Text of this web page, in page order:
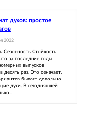
духов: простое
2022
Сезонность Стойкость
за последние годы
выпусков
десять раз. Это означает,
бывает довольно
духи. В сегодняшней